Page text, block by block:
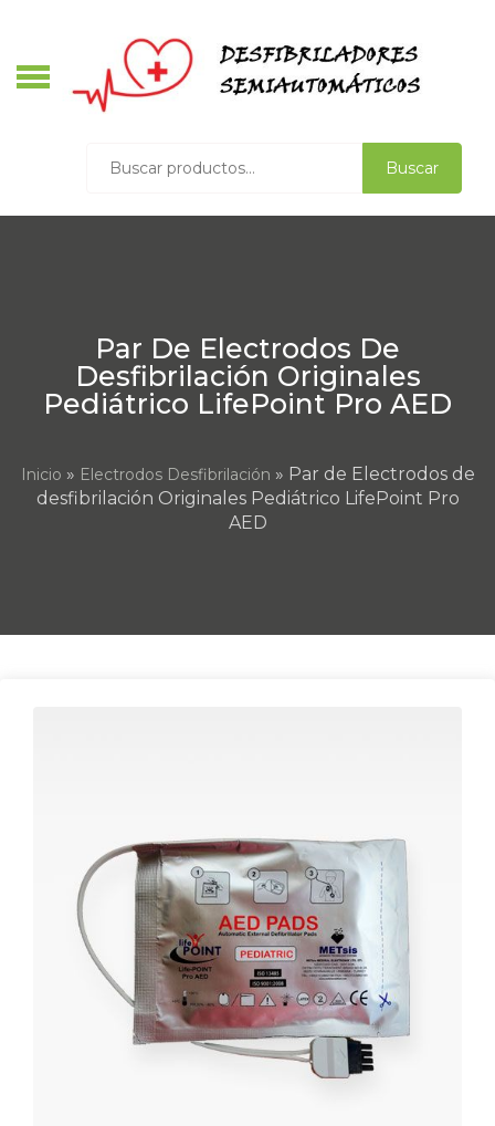
por:
Buscar
Par De Electrodos De
Desfibrilación Originales
Pediátrico LifePoint Pro AED
Inicio » Electrodos Desfibrilación » Par de Electrodos de
desfibrilación Originales Pediátrico LifePoint Pro
AED